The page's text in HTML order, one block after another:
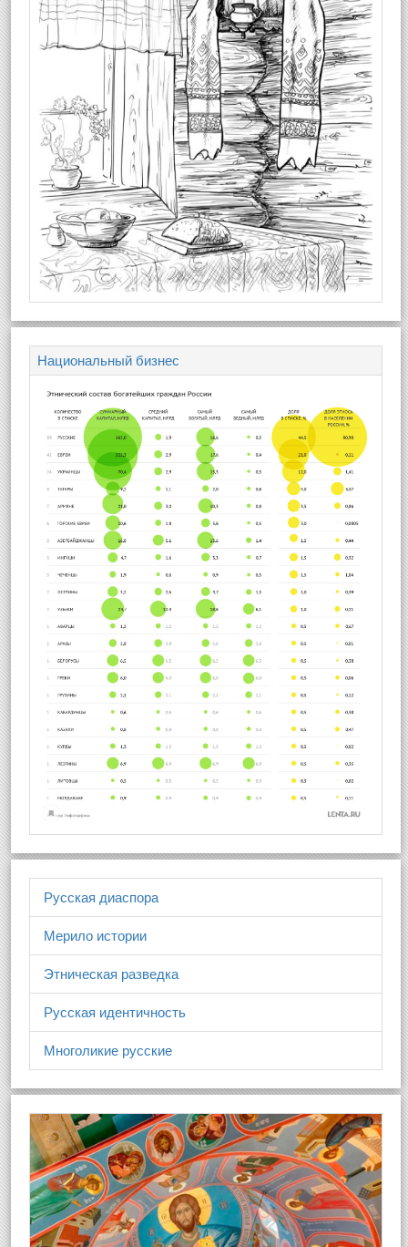
Национальный бизнес
Русская диаспора
Мерило истории
Этническая разведка
Русская идентичность
Многоликие русские